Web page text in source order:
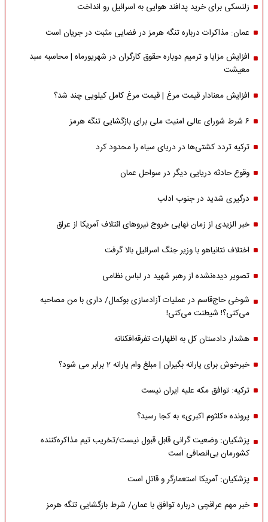
زلنسکی برای خرید پدافند هوایی به اسرائیل رو انداخت
عمان: مذاکرات درباره تنگه هرمز در فضایی مثبت در جریان است
افزایش مزایا و ترمیم دوباره حقوق کارگران در شهریورماه | محاسبه سبد
معیشت
افزایش معنادار قیمت مرغ | قیمت مرغ کامل کیلویی چند شد؟
۶ شرط شورای عالی امنیت ملی برای بازگشایی تنگه هرمز
ترکیه تردد کشتی‌ها در دریای سیاه را محدود کرد
وقوع حادثه دریایی دیگر در سواحل عمان
درگیری شدید در جنوب ادلب
خبر الزیدی از زمان نهایی خروج نیروهای ائتلاف آمریکا از عراق
اختلاف نتانیاهو با وزیر جنگ اسرائیل بالا گرفت
تصویر دیده‌نشده از رهبر شهید در لباس نظامی
شوخی حاج‌قاسم در عملیات آزادسازی بوکمال/ داری با من مصاحبه‌
می‌کنی؟! شیطنت می‌کنی!
هشدار دادستان کل به اظهارات تفرقه‌افکنانه
خبرخوش برای یارانه بگیران | مبلغ وام یارانه 2 برابر می شود؟
ترکیه: توافق مکه علیه ایران نیست
پرونده «کلثوم اکبری» به کجا رسید؟
پزشکیان: وضعیت گرانی قابل قبول نیست/تخریب تیم مذاکره‌کننده
کشورمان بی‌انصافی است
پزشکیان: آمریکا استعمارگر و قاتل است
خبر مهم عراقچی درباره توافق با عمان/ شرط بازگشایی تنگه هرمز